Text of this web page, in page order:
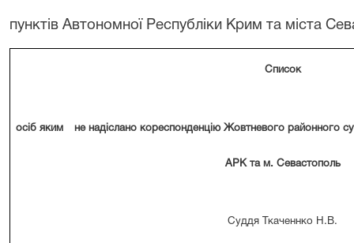
пунктів Автономної Республіки Крим та міста
Список
осіб яким не надіслано кореспонденцію Жовтневого районного
АРК та м. Севастополь
Суддя Ткаченнко Н.В.